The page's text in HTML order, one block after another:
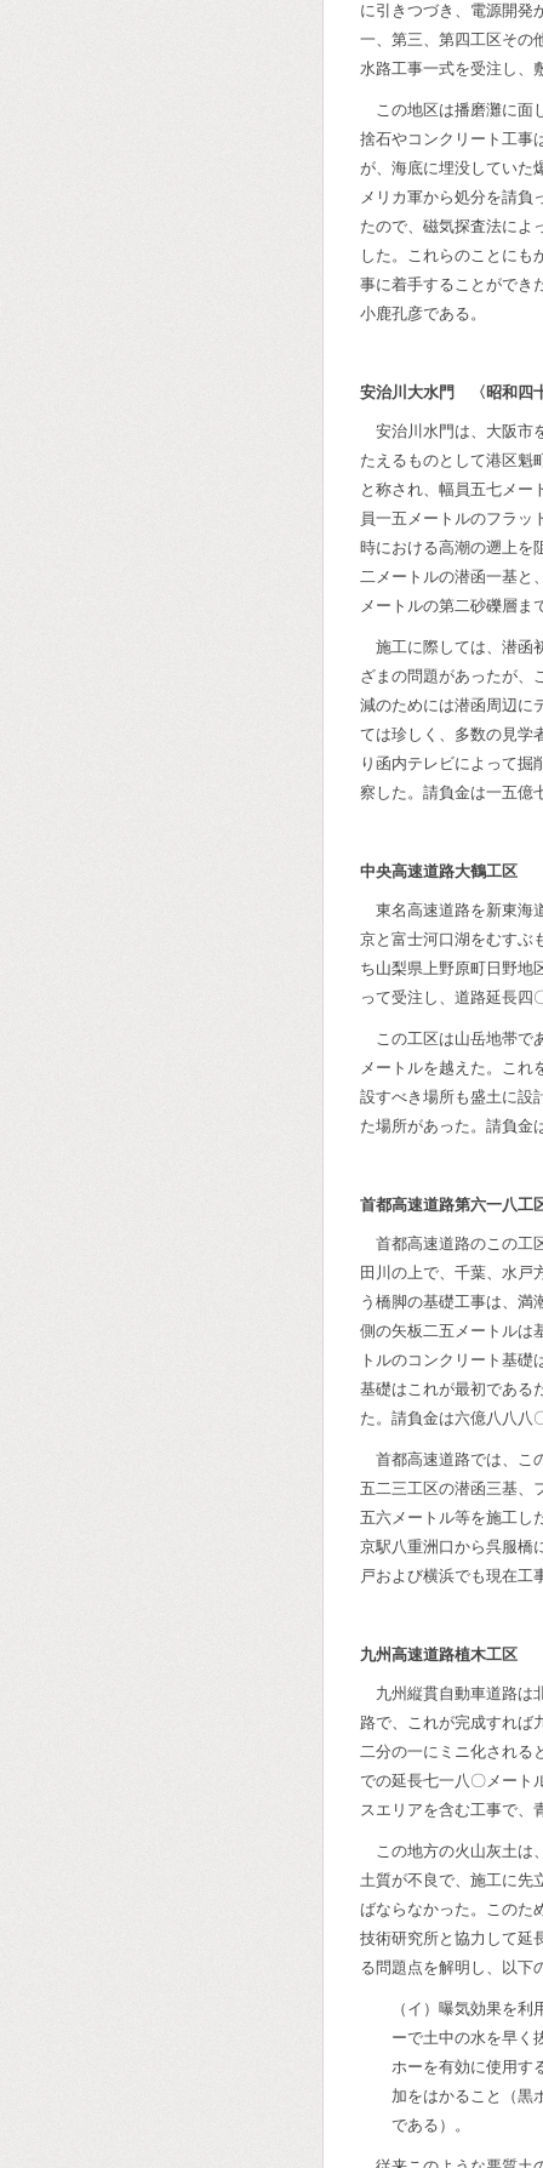
に引きつづき、電源開発
一、第三、第四工区その
水路工事一式を受注し、
この地区は播磨灘に面
捨石やコンクリート工事
が、海底に埋没していた
メリカ軍から処分を請負
たので、磁気探査法によ
した。これらのことにも
事に着手することができ
小鹿孔彦である。
安治川大水門 〈昭和四
安治川水門は、大阪市
たえるものとして港区魁
と称され、幅員五七メー
員一五メートルのフラッ
時における高潮の遡上を
二メートルの潜函一基と
メートルの第二砂礫層ま
施工に際しては、潜函
ざまの問題があったが、
減のためには潜函周辺に
ては珍しく、多数の見学
り函内テレビによって掘
察した。請負金は一五億
中央高速道路大鶴工区
東名高速道路を新東海
京と富士河口湖をむすぶ
ち山梨県上野原町日野地
って受注し、道路延長四
この工区は山岳地帯で
メートルを越えた。これ
設すべき場所も盛土に設
た場所があった。請負金
首都高速道路第六一八
首都高速道路のこの工
田川の上で、千葉、水戸
う橋脚の基礎工事は、満
側の矢板二五メートルは
トルのコンクリート基
基礎はこれが最初である
た。請負金は六億八八八
首都高速道路では、こ
五二三工区の潜函三基、
五六メートル等を施工し
京駅八重洲口から呉服橋
戸および横浜でも現在工
九州高速道路植木工区
九州縦貫自動車道路は
路で、これが完成すれば
二分の一にミニ化される
での延長七一八〇メート
スエリアを含む工事で、
この地方の火山灰土は
土質が不良で、施工に先
ばならなかった。このた
技術研究所と協力して延
る問題点を解明し、以下
（イ）曝気効果を
ーで土中の水を早く
ホーを有効に使用す
加をはかること（黒
である）。